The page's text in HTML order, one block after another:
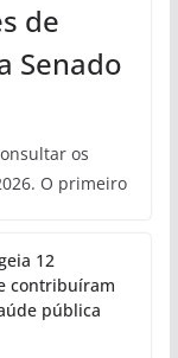
de
Senado
os
O primeiro
12
contribuíram
pública